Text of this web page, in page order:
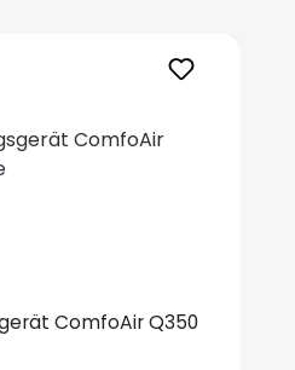
ComfoAir Q350